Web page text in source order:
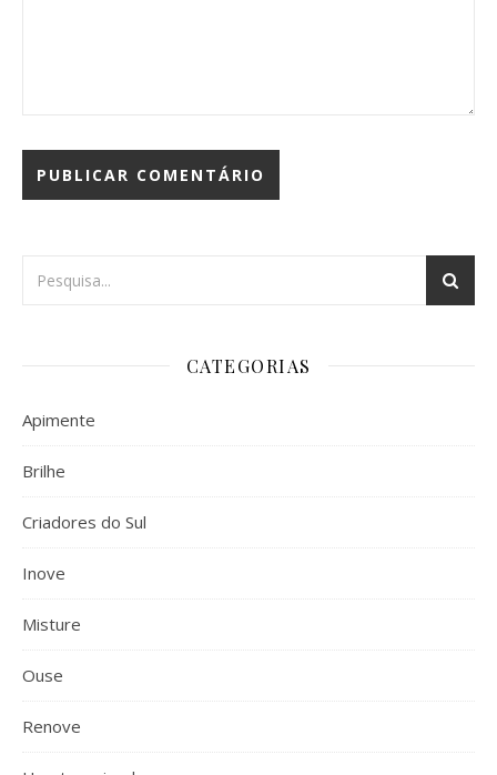
CATEGORIAS
Apimente
Brilhe
Criadores do Sul
Inove
Misture
Ouse
Renove